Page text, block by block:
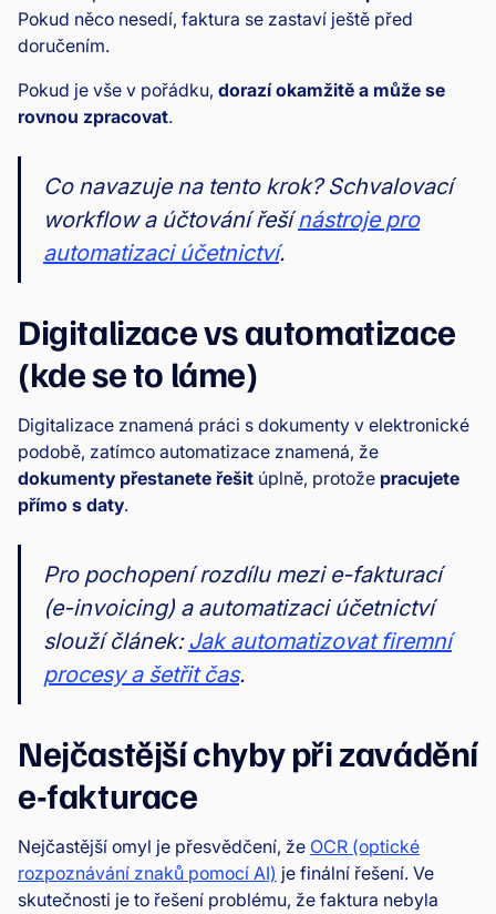
Pokud něco nesedí, faktura se zastaví ještě před
doručením.
Pokud je vše v pořádku, dorazí okamžitě a může se
rovnou zpracovat.
Co navazuje na tento krok? Schvalovací
workflow a účtování řešínástroje pro
automatizaci účetnictví.
Digitalizace vs automatizace
(kde se to láme)
Digitalizace znamená práci s dokumenty v elektronické
podobě, zatímco automatizace znamená, že
dokumenty přestanete řešit úplně, protože pracujete
přímo s daty.
Pro pochopení rozdílu mezi e-fakturací
(e-invoicing) a automatizaci účetnictví
slouží článek:Jak automatizovat firemní
procesy a šetřit čas.
Nejčastější chyby při zavádění
e-fakturace
Nejčastější omyl je přesvědčení, že OCR (optické
rozpoznávání znaků pomocí AI) je finální řešení. Ve
skutečnosti je to řešení problému, že faktura nebyla